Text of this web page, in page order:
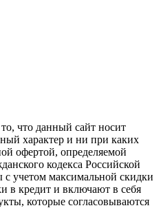
что данный сайт носит
характер и ни при каких
офертой, определяемой
кодекса Российской
учетом максимальной скидки
в кредит и включают в себя
которые согласовываются